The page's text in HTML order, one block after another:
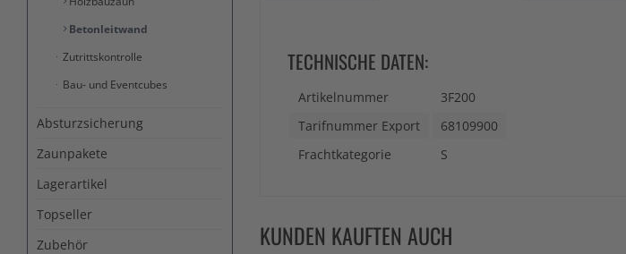
Betonleitwand
Zutrittskontrolle
Bau- und Eventcubes
Absturzsicherung
Zaunpakete
Lagerartikel
Topseller
Zubehör
TECHNISCHE DATEN:
Artikelnummer
3F200
Tarifnummer Export
68109900
Frachtkategorie
S
KUNDEN KAUFTEN AUCH